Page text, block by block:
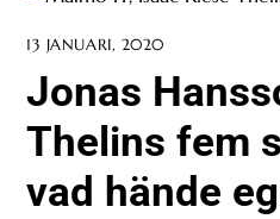
13 JANUARI, 2020
Jonas
Thelins fem
vad hände